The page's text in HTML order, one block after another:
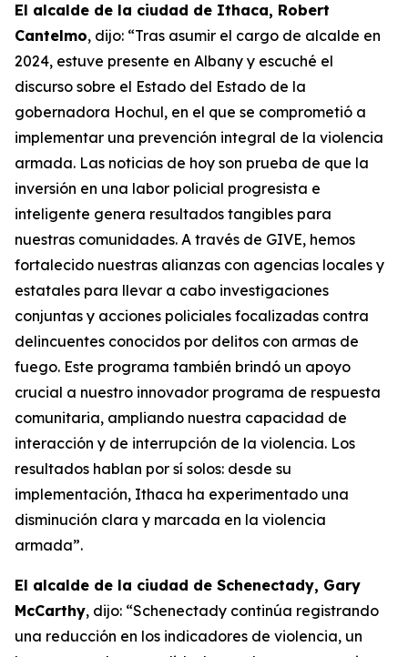
El alcalde de la ciudad de Ithaca, Robert
Cantelmo, dijo: “Tras asumir el cargo de alcalde en
2024, estuve presente en Albany y escuché el
discurso sobre el Estado del Estado de la
gobernadora Hochul, en el que se comprometió a
implementar una prevención integral de la violencia
armada. Las noticias de hoy son prueba de que la
inversión en una labor policial progresista e
inteligente genera resultados tangibles para
nuestras comunidades. A través de GIVE, hemos
fortalecido nuestras alianzas con agencias locales y
estatales para llevar a cabo investigaciones
conjuntas y acciones policiales focalizadas contra
delincuentes conocidos por delitos con armas de
fuego. Este programa también brindó un apoyo
crucial a nuestro innovador programa de respuesta
comunitaria, ampliando nuestra capacidad de
interacción y de interrupción de la violencia. Los
resultados hablan por sí solos: desde su
implementación, Ithaca ha experimentado una
disminución clara y marcada en la violencia
armada”.
El alcalde de la ciudad de Schenectady, Gary
McCarthy, dijo: “Schenectady continúa registrando
una reducción en los indicadores de violencia, un